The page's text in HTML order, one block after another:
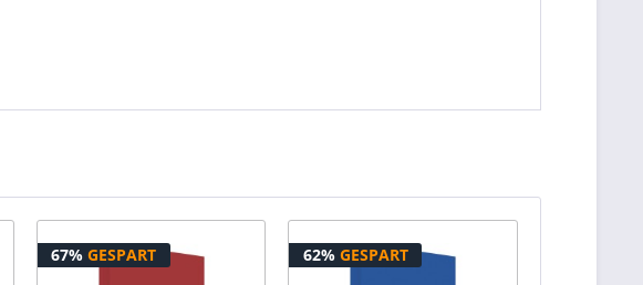
67%GESPART 62% GESPART